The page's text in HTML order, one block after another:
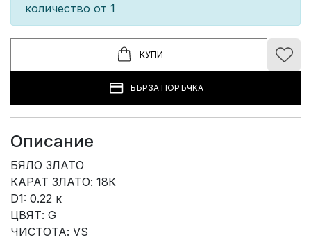
количество от 1
КУПИ
БЪРЗА ПОРЪЧКА
Описание
БЯЛО ЗЛАТО
КАРАТ ЗЛАТО: 18К
D1: 0.22 к
ЦВЯТ: G
ЧИСТОТА: VS